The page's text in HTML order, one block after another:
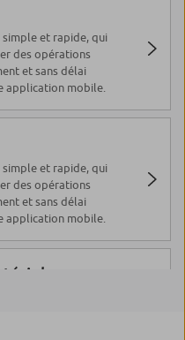
ou logiciel
conçu pour nuire
vous en prémunir, la
partage ses bonnes
et réseaux
sur internet,
forme d’escroquerie
Pour vous prémunir
d’Epargne vous
et rapide, qui
des opérations
et sans délai
application mobile.
et rapide, qui
des opérations
et sans délai
application mobile.